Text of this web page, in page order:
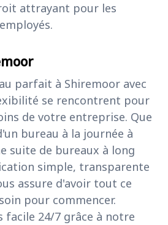
attrayant pour les
parfait à Shiremoor avec
se rencontrent pour
de votre entreprise. Que
bureau à la journée à
suite de bureaux à long
simple, transparente
assure d'avoir tout ce
pour commencer.
facile 24/7 grâce à notre